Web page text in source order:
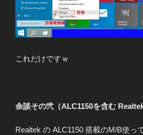
これだけですｗ
余談その弐（ALC1150を含む
Realtek の ALC1150 搭載のM/B使っ